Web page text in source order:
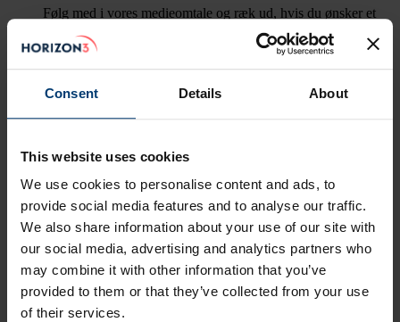
Consent Details About
This website uses cookies
We use cookies to personalise content and ads, to
provide social media features and to analyse our traffic.
We also share information about your use of our site with
our social media, advertising and analytics partners who
may combine it with other information that you’ve
provided to them or that they’ve collected from your use
of their services.
Følg med i vores medieomtale og ræk ud, hvis du ønsker et
Persondata & GDPR
inden for persondata og GDPR.
Disclaimer
Selv om vi er transparente i vores kommunikation, giver vi
Bliv investor